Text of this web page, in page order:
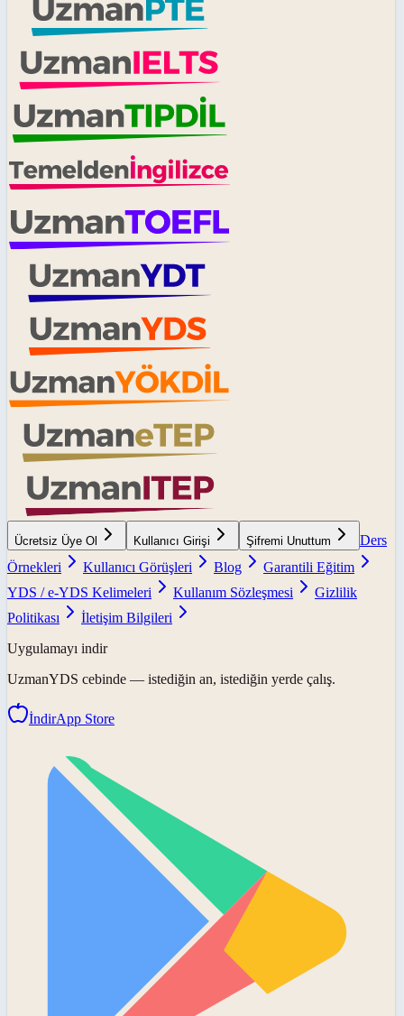
Ücretsiz Üye Ol Kullanıcı Girişi Şifremi Unuttum
Ders
Örnekleri
Kullanıcı Görüşleri Blog
Garantili Eğitim
YDS / e-YDS Kelimeleri
Kullanım Sözleşmesi
Gizlilik
Politikası
İletişim Bilgileri
Uygulamayı indir
UzmanYDS cebinde — istediğin an, istediğin yerde çalış.
İndirApp Store